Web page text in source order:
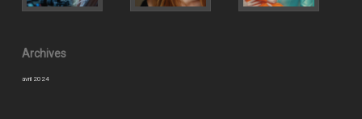
Archives
avril 2024